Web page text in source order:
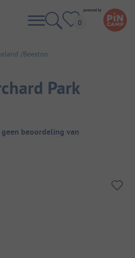
Beeston
Park
beoordeling van